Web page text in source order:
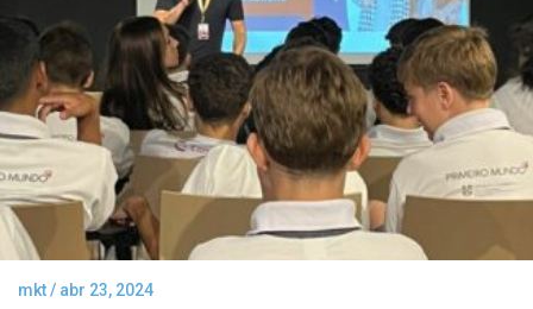
mkt / abr 23, 2024